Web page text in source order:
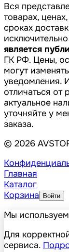
Вся
товарах,
сроках
является
ГК РФ. Цены,
могут
уведомления.
отличаться от
актуальное
уточняйте у
заказа.
© 2026
Главная
Каталог
Корзина
Войти
Мы
Для
сервиса.